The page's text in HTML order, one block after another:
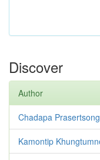
Discover
Author
Chadapa Prasertsong
Kamontip